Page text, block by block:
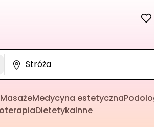
Medycyna estetyczna
DietetykaInne